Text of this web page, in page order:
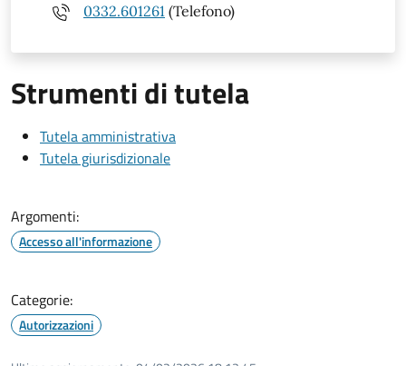
0332.601261 (Telefono)
Strumenti di tutela
Tutela amministrativa
Tutela giurisdizionale
Argomenti:
Accesso all'informazione
Categorie:
Autorizzazioni